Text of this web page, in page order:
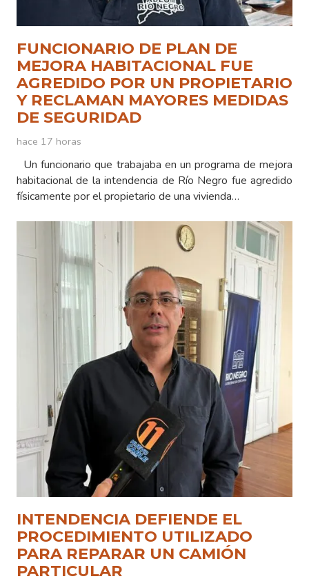
FUNCIONARIO DE PLAN DE
MEJORA HABITACIONAL FUE
AGREDIDO POR UN PROPIETARIO
Y RECLAMAN MAYORES MEDIDAS
DE SEGURIDAD
hace 17 horas
Un funcionario que trabajaba en un programa de mejora
habitacional de la intendencia de Río Negro fue agredido
físicamente por el propietario de una vivienda…
INTENDENCIA DEFIENDE EL
PROCEDIMIENTO UTILIZADO
PARA REPARAR UN CAMIÓN
PARTICULAR